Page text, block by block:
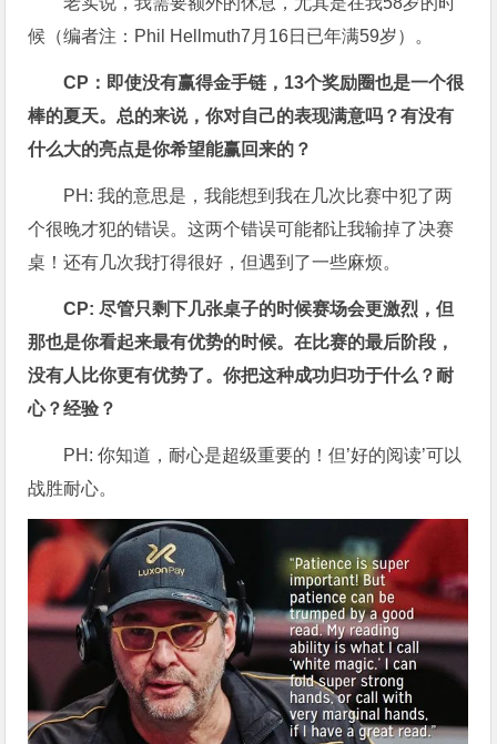
候（编者注：Phil Hellmuth7月16日已年满59岁）。
CP：即使没有赢得金手链，13个奖励圈也是一个很
棒的夏天。总的来说，你对自己的表现满意吗？有没有
什么大的亮点是你希望能赢回来的？
PH: 我的意思是，我能想到我在几次比赛中犯了两
个很晚才犯的错误。这两个错误可能都让我输掉了决赛
桌！还有几次我打得很好，但遇到了一些麻烦。
CP: 尽管只剩下几张桌子的时候赛场会更激烈，但
那也是你看起来最有优势的时候。在比赛的最后阶段，
没有人比你更有优势了。你把这种成功归功于什么？耐
心？经验？
PH: 你知道，耐心是超级重要的！但’好的阅读’可以
战胜耐心。